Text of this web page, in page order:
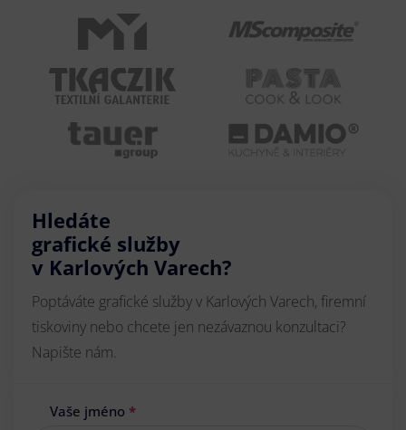
Hledáte
grafické služby
v Karlových Varech?
Poptáváte grafické služby v Karlových Varech, firemní
tiskoviny nebo chcete jen nezávaznou konzultaci?
Napište nám.
Vaše jméno *